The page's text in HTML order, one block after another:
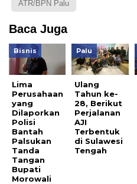
ATR/BPN Palu
Baca Juga
Bisnis
Lima
Perusahaan
yang
Dilaporkan
Polisi
Bantah
Palsukan
Tanda
Tangan
Bupati
Morowali
Palu
Ulang
Tahun ke-
28, Berikut
Perjalanan
AJI
Terbentuk
di Sulawesi
Tengah